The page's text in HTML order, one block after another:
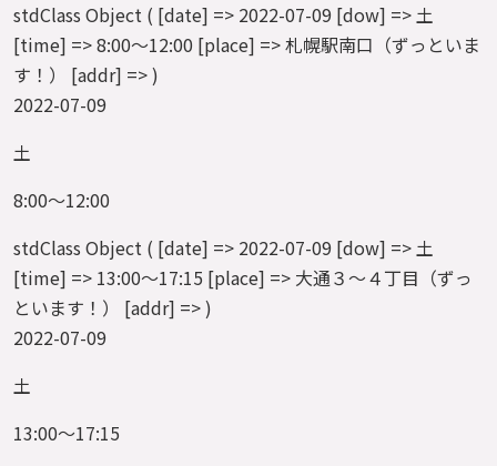
stdClass Object ( [date] => 2022-07-09 [dow] => 土
[time] => 8:00～12:00 [place] => 札幌駅南口（ずっといま
す！） [addr] => )
2022-07-09
土
8:00～12:00
stdClass Object ( [date] => 2022-07-09 [dow] => 土
[time] => 13:00～17:15 [place] => 大通３～４丁目（ずっ
といます！） [addr] => )
2022-07-09
土
13:00～17:15